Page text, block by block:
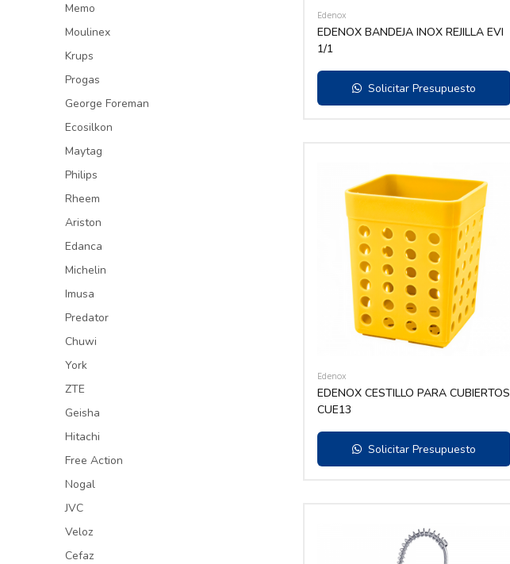
Memo
Moulinex
Krups
Progas
George Foreman
Ecosilkon
Maytag
Philips
Rheem
Ariston
Edanca
Michelin
Imusa
Predator
Chuwi
York
ZTE
Geisha
Hitachi
Free Action
Nogal
JVC
Veloz
Cefaz
Edenox
EDENOX BANDEJA INOX REJILLA EVI
1/1
Solicitar Presupuesto
Edenox
EDENOX CESTILLO PARA CUBIERTOS
CUE13
Solicitar Presupuesto